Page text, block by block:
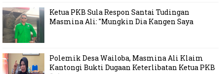
Ketua PKB Sula Respon Santai Tudingan
Masmina Ali: "Mungkin Dia Kangen Saya
Polemik Desa Wailoba, Masmina Ali Klaim
Kantongi Bukti Dugaan Keterlibatan Ketua PKB